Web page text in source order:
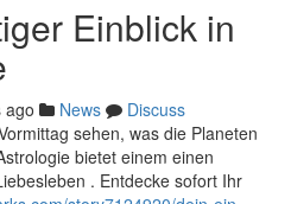
Einblick in
ago News
Discuss
sehen, was die Planeten
bietet einem einen
. Entdecke sofort Ihr